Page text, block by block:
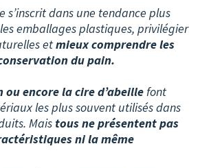
s’inscrit dans une tendance plus
emballages plastiques, privilégier
etmieux comprendre les
du pain.
ou encore la cire d’abeillefont
les plus souvent utilisés dans
Mais tous ne présentent pas
ni la même